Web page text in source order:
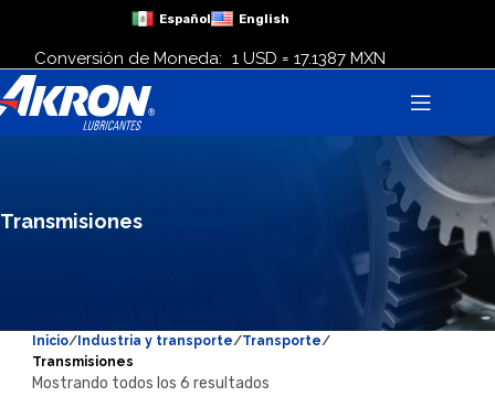
Conversión de Moneda: 1 USD = 17.1387 MXN
Español English
Transmisiones
Inicio Industria y transporte
Transporte
Transmisiones
Mostrando todos los 6 resultados